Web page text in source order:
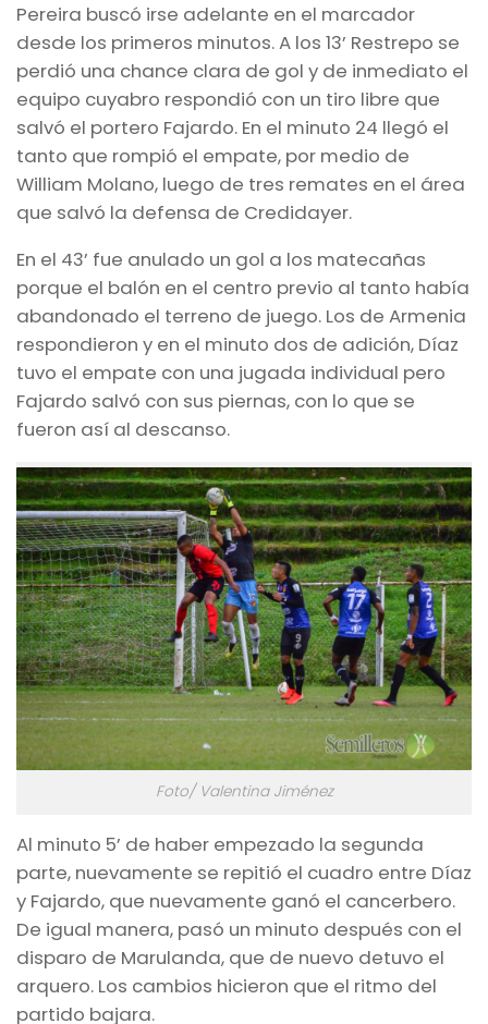
Pereira buscó irse adelante en el marcador
desde los primeros minutos. A los 13’ Restrepo se
perdió una chance clara de gol y de inmediato el
equipo cuyabro respondió con un tiro libre que
salvó el portero Fajardo. En el minuto 24 llegó el
tanto que rompió el empate, por medio de
William Molano, luego de tres remates en el área
que salvó la defensa de Credidayer.
En el 43’ fue anulado un gol a los matecañas
porque el balón en el centro previo al tanto había
abandonado el terreno de juego. Los de Armenia
respondieron y en el minuto dos de adición, Díaz
tuvo el empate con una jugada individual pero
Fajardo salvó con sus piernas, con lo que se
fueron así al descanso.
Foto/ Valentina Jiménez
Al minuto 5’ de haber empezado la segunda
parte, nuevamente se repitió el cuadro entre Díaz
y Fajardo, que nuevamente ganó el cancerbero.
De igual manera, pasó un minuto después con el
disparo de Marulanda, que de nuevo detuvo el
arquero. Los cambios hicieron que el ritmo del
partido bajara.